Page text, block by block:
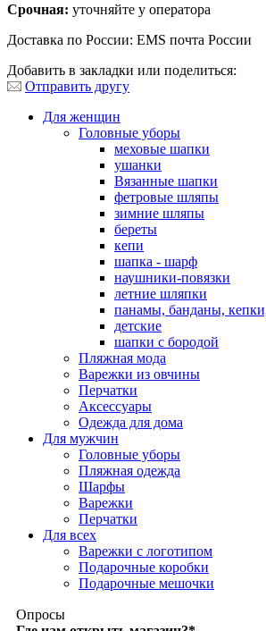
Срочная: уточняйте у оператора
Доставка по России: EMS почта России
Добавить в закладки или поделиться:
Отправить другу
Для женщин
Головные уборы
меховые шапки
ушанки
Вязанные шапки
фетровые шляпы
зимние шляпы
береты
кепи
шапка - шарф
наушники-повязки
летние шляпки
панамы, банданы,
детские
шапки с бородой
Пляжная мода
Варежки из овчины
Перчатки
Аксессуары
Одежда для дома
Для мужчин
Головные уборы
Пляжная одежда
Шарфы
Варежки
Перчатки
Для всех
Варежки с логотипом
Подарочные коробки
Подарочные мешочки
Опросы